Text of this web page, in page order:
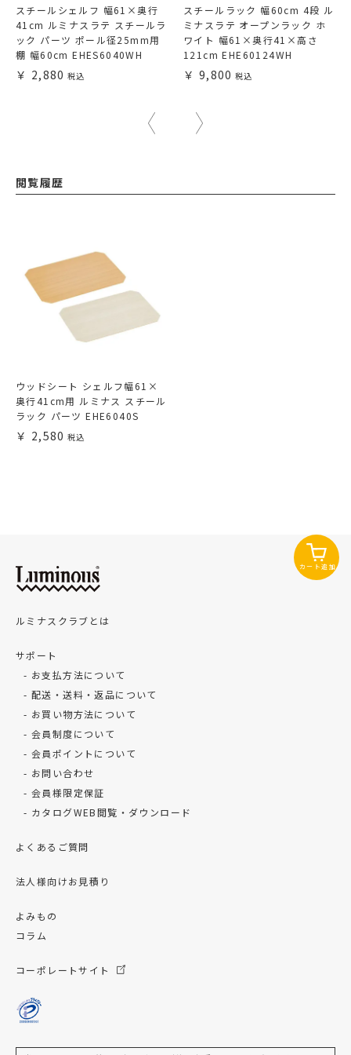
スチールシェルフ 幅61×奥行
41cm ルミナスラテ スチールラ
ック パーツ ポール径25mm用
棚 幅60cm EHES6040WH
2,880
スチールラック 幅60cm 4段 ル
ミナスラテ オープンラック ホ
ワイト 幅61×奥行41×高さ
121cm EHE60124WH
9,800
閲覧履歴
ウッドシート シェルフ幅61×
奥行41cm用 ルミナス スチール
ラック パーツ EHE6040S
2,580
カート追加
ルミナスクラブとは
サポート
お支払方法について
配送・送料・返品について
お買い物方法について
会員制度について
会員ポイントについて
お問い合わせ
会員様限定保証
カタログWEB閲覧・ダウンロード
よくあるご質問
法人様向けお見積り
よみもの
コラム
コーポレートサイト